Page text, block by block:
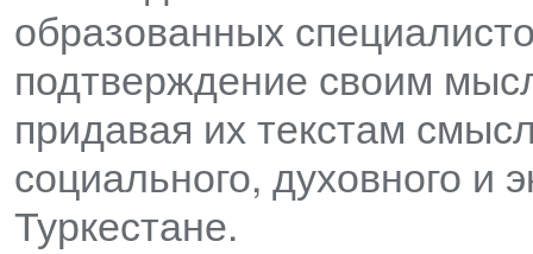
образованных
подтверждение своим
придавая их текстам
социального, духовного и
Туркестане.